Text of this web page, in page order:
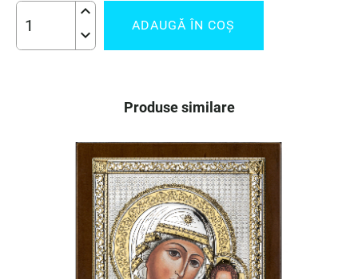
keyboard_arrow_up
keyboard_arrow_down
ADAUGĂ ÎN COŞ
Produse similare